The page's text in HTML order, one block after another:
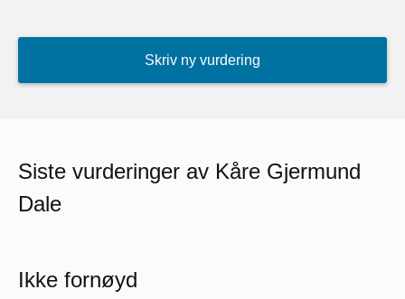
Skriv ny vurdering
Siste vurderinger av Kåre Gjermund
Dale
Ikke fornøyd